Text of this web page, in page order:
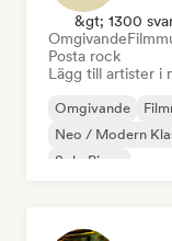
&gt; 1300
Omgivande
Posta rock
Lägg till artister i
Omgivande
Neo / Modern
Solo Piano